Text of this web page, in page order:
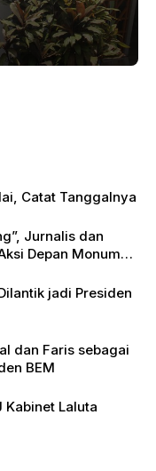
Catat Tanggalnya
Jurnalis dan
Depan Monumen
jadi Presiden
dan Faris sebagai
BEM
Kabinet Laluta